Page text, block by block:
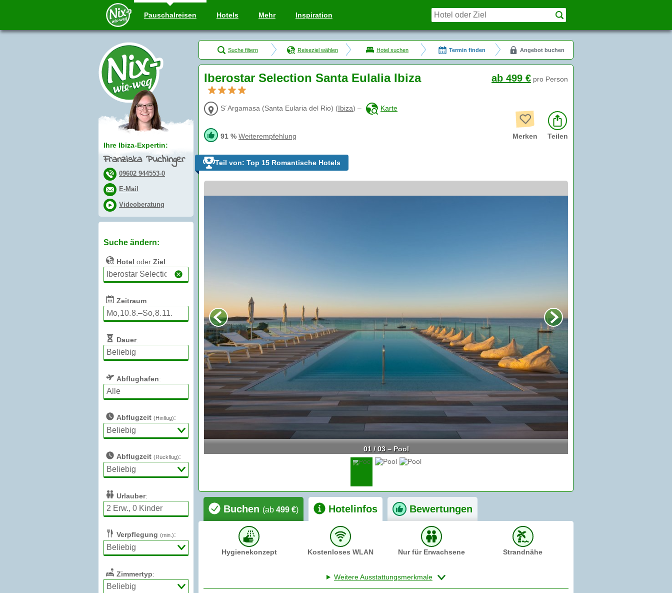
Pauschalreisen Hotels Mehr Inspiration
Ihre Ibiza-Expertin:
Franziska Puchinger
09602 944553-0
E-Mail
Videoberatung
Suche ändern:
Hotel oder Ziel:
Zeitraum:
Dauer:
Abflughafen:
Abflugzeit (Hinflug):
Abflugzeit (Rückflug):
Urlauber:
Verpflegung (min.):
Zimmertyp:
Suche filtern Reiseziel wählen Hotel suchen Termin finden Angebot buchen
Iberostar Selection Santa Eulalia Ibiza
S´Argamasa (Santa Eularia del Rio) (Ibiza) – Karte
91 % Weiterempfehlung
ab 499 € pro Person
Merken Teilen
Teil von: Top 15 Romantische Hotels
01 / 03 – Pool
Buchen (ab 499 €) Hotelinfos Bewertungen
Hygienekonzept Kostenloses WLAN Nur für Erwachsene Strandnähe
Weitere Ausstattungsmerkmale